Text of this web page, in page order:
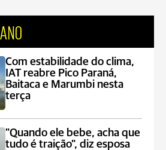
Com estabilidade do clima,
IAT reabre Pico Paraná,
Baitaca e Marumbi nesta
terça
"Quando ele bebe, acha que
tudo é traição", diz esposa